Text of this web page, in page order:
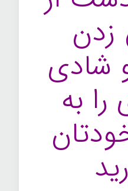
شادی
به